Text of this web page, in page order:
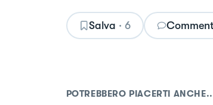
Salva · 6
POTREBBERO PIACERTI